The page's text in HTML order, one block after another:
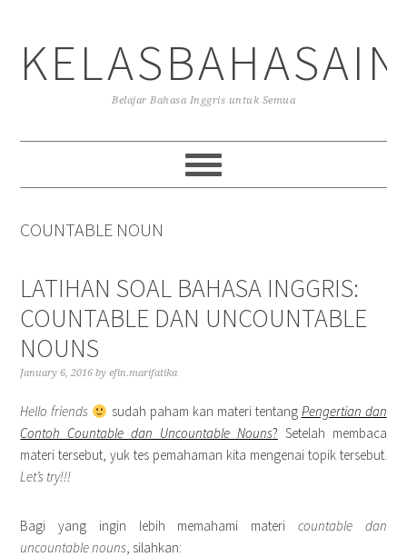
primary
navigation
main
content
primary
sidebar
Belajar Bahasa Inggris untuk Semua
COUNTABLE NOUN
LATIHAN SOAL BAHASA INGGRIS:
COUNTABLE DAN UNCOUNTABLE
NOUNS
January 6, 2016 byefin.marifatika
Hello friends sudah paham kan materi tentang Pengertian dan
Contoh Countable dan Uncountable Nouns? Setelah membaca
materi tersebut, yuk tes pemahaman kita mengenai topik tersebut.
Let’s try!!!
Bagi yang ingin lebih memahami materi countable dan
uncountable nouns, silahkan: